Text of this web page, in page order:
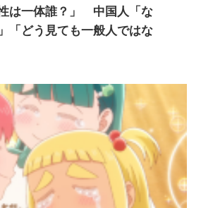
は一体誰？」 中国人「な
「どう見ても一般人ではな